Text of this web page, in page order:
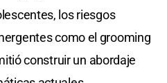
los riesgos
como el grooming
construir un abordaje